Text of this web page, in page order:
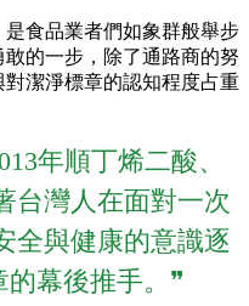
食品業者們如象群般舉步
的一步，除了通路商的努
潔淨標章的認知程度占重
年順丁烯二酸、
台灣人在面對一次
全與健康的意識逐
幕後推手。❞